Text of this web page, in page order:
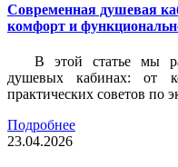
Современная душевая
комфорт и
В этой статье мы
душевых кабинах: от
практических советов по
Подробнее
23.04.2026